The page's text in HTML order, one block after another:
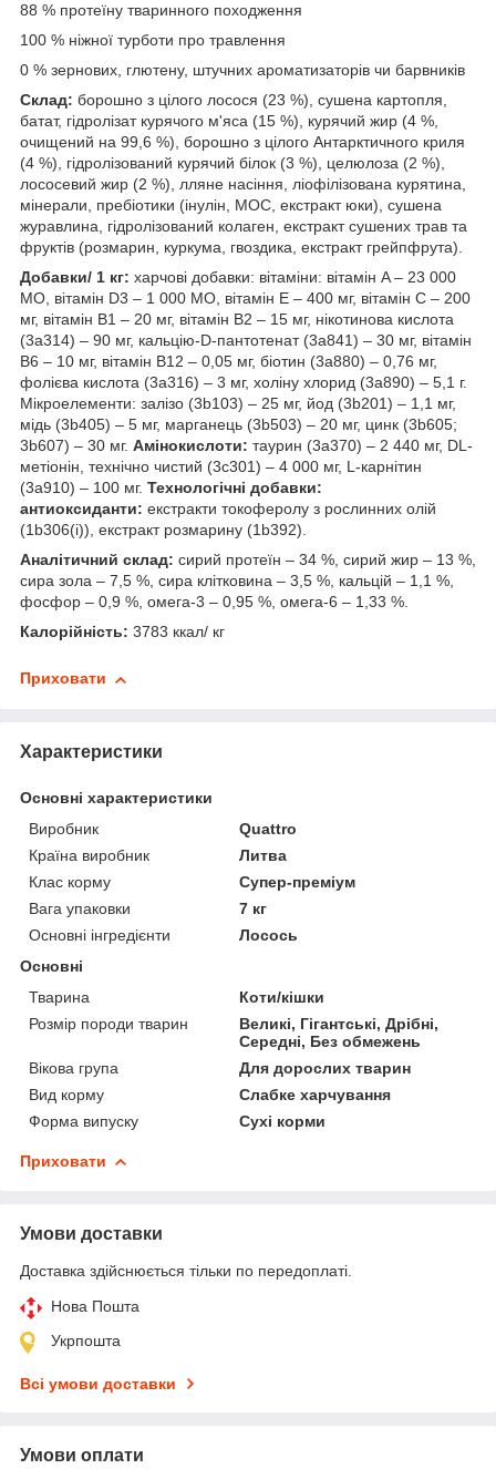
88 % протеїну тваринного походження
100 % ніжної турботи про травлення
0 % зернових, глютену, штучних ароматизаторів чи барвників
Склад: борошно з цілого лосося (23 %), сушена картопля,
батат, гідролізат курячого м'яса (15 %), курячий жир (4 %,
очищений на 99,6 %), борошно з цілого Антарктичного криля
(4 %), гідролізований курячий білок (3 %), целюлоза (2 %),
лососевий жир (2 %), лляне насіння, ліофілізована курятина,
мінерали, пребіотики (інулін, МОС, екстракт юки), сушена
журавлина, гідролізований колаген, екстракт сушених трав та
фруктів (розмарин, куркумa, гвоздикa, екстракт грейпфрута).
Добавки/ 1 кг: харчові добавки: вітаміни: вітамін A – 23 000
МО, вітамін D3 – 1 000 МО, вітамін E – 400 мг, вітамін C – 200
мг, вітамін B1 – 20 мг, вітамін B2 – 15 мг, нікотинова кислота
(3a314) – 90 мг, кальцію-D-пантотенат (3a841) – 30 мг, вітамін
B6 – 10 мг, вітамін B12 – 0,05 мг, біотин (3a880) – 0,76 мг,
фолієва кислота (3a316) – 3 мг, холіну хлорид (3a890) – 5,1 г.
Мікроелементи: залізо (3b103) – 25 мг, йод (3b201) – 1,1 мг,
мідь (3b405) – 5 мг, марганець (3b503) – 20 мг, цинк (3b605;
3b607) – 30 мг. Амінокислоти: таурин (3a370) – 2 440 мг, DL-
метіонін, технічно чистий (3c301) – 4 000 мг, L-карнітин
(3a910) – 100 мг. Технологічні добавки:
антиоксиданти: екстракти токоферолу з рослинних олій
(1b306(i)), екстракт розмарину (1b392).
Аналітичний склад: сирий протеїн – 34 %, сирий жир – 13 %,
сира зола – 7,5 %, сира клітковина – 3,5 %, кальцій – 1,1 %,
фосфор – 0,9 %, омега-3 – 0,95 %, омега-6 – 1,33 %.
Калорійність: 3783 ккал/ кг
Приховати
Характеристики
Основні характеристики
Виробник
Quattro
Країна виробник
Литва
Клас корму
Супер-преміум
Вага упаковки
7 кг
Основні інгредієнти
Лосось
Основні
Тварина
Коти/кішки
Розмір породи тварин
Великі, Гігантські, Дрібні,
Середні, Без обмежень
Вікова група
Для дорослих тварин
Вид корму
Слабке харчування
Форма випуску
Сухі корми
Приховати
Умови доставки
Доставка здійснюється тільки по передоплаті.
Нова Пошта
Укрпошта
Всі умови доставки
Умови оплати